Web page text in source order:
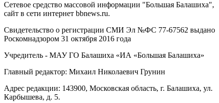
Сетевое средство массовой информации "Большая Балашиха",
сайт в сети интернет bbnews.ru.
Свидетельство о регистрации СМИ Эл №ФС ‎77-67562 выдано
Роскомнадзором 31 октября 2016 года
Учредитель - МАУ ГО Балашиха «ИА «Большая Балашиха»
Главный редактор: Михаил Николаевич Грунин
Адрес редакции: 143900, Московская область, г. Балашиха, ул.
Карбышева, д. 5.